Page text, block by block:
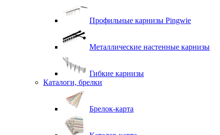
Профильные карнизы Pingwie
Металлические настенные карнизы
Гибкие карнизы
Каталоги, брелки
Брелок-карта